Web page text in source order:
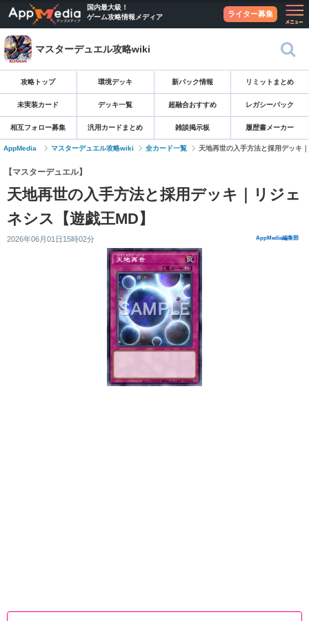
国内最大級！
ゲーム攻略情報メディア
ライター募集
マスターデュエル攻略wiki
攻略トップ 環境デッキ 新パック情報 リミットまとめ
未実装カード デッキ一覧 超融合おすすめ レガシーパック
相互フォロー募集 汎用カードまとめ 雑談掲示板 履歴書メーカー
AppMedia マスターデュエル攻略wiki 全カード一覧 天地再世の入手方法と採用デッキ
【マスターデュエル】
天地再世の入手方法と採用デッキ｜リジェ
ネシス【遊戯王MD】
2026年06月01日15時02分 AppMedia編集部